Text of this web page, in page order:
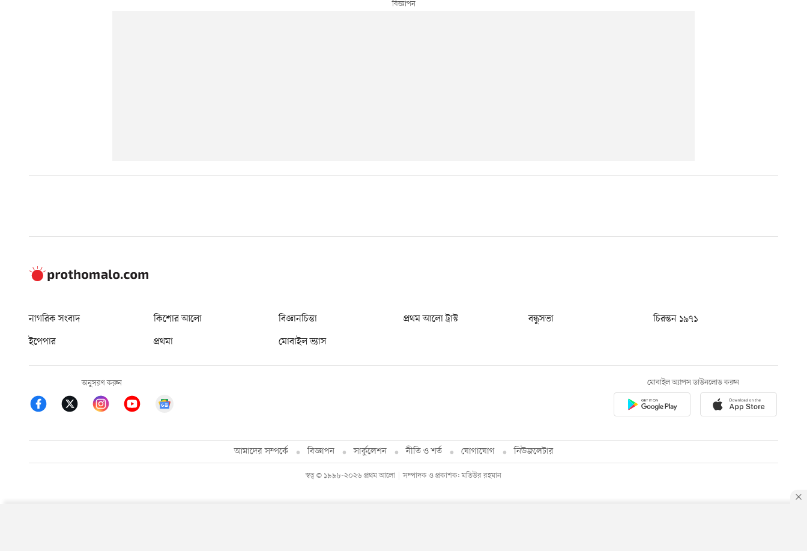
নাগরিক সংবাদ কিশোর আলো বিজ্ঞানচিন্তা প্রথম আলো ট্রাস্ট বন্ধুসভা
চিরন্তন ১৯৭১
ইপেপার
প্রথমা মোবাইল ভ্যাস
অনুসরণ করুন মোবাইল অ্যাপস ডাউনলোড করুন
আমাদের সম্পর্কে বিজ্ঞাপন সার্কুলেশন নীতি ও শর্ত যোগাযোগ নিউজলেটার
স্বত্ব © ১৯৯৮-২০২৬ প্রথম আলো সম্পাদক ও প্রকাশক: মতিউর রহমান